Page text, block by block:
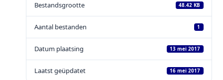
Bestandsgrootte 48.42 KB
Aantal bestanden 1
Datum plaatsing 13 mei 2017
Laatst geüpdatet 16 mei 2017